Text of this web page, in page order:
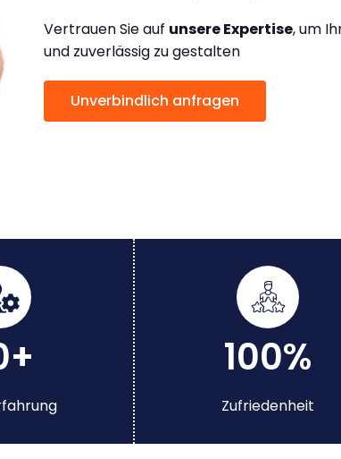
Vertrauen Sie auf unsere Expertise, um
und zuverlässig zu gestalten
Unverbindlich anfragen
100%
Zufriedenheit